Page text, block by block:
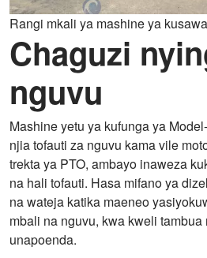
Rangi mkali ya mashine ya
Chaguzi
nguvu
Mashine yetu ya kufunga ya
njia tofauti za nguvu kama vile
trekta ya PTO, ambayo inaweza
na hali tofauti. Hasa mifano ya
na wateja katika maeneo
mbali na nguvu, kwa kweli
unapoenda.